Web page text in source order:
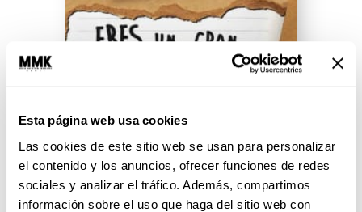
Esta página web usa cookies
Las cookies de este sitio web se usan para personalizar
el contenido y los anuncios, ofrecer funciones de redes
sociales y analizar el tráfico. Además, compartimos
información sobre el uso que haga del sitio web con
Eres un gran comunicador (…
pero aún no lo sabes)